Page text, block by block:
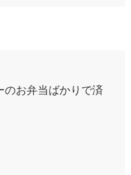
のお弁当ばかりで済